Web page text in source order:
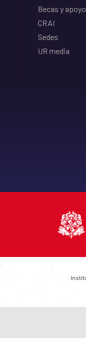
Becas y
CRAI
Sedes
UR media